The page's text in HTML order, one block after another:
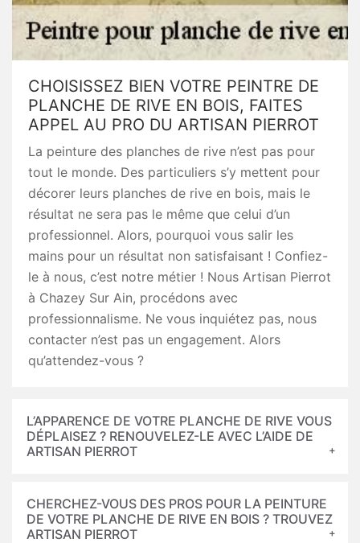
CHOISISSEZ BIEN VOTRE PEINTRE DE
PLANCHE DE RIVE EN BOIS, FAITES
APPEL AU PRO DU ARTISAN PIERROT
La peinture des planches de rive n’est pas pour
tout le monde. Des particuliers s’y mettent pour
décorer leurs planches de rive en bois, mais le
résultat ne sera pas le même que celui d’un
professionnel. Alors, pourquoi vous salir les
mains pour un résultat non satisfaisant ! Confiez-
le à nous, c’est notre métier ! Nous Artisan Pierrot
à Chazey Sur Ain, procédons avec
professionnalisme. Ne vous inquiétez pas, nous
contacter n’est pas un engagement. Alors
qu’attendez-vous ?
L’APPARENCE DE VOTRE PLANCHE DE RIVE VOUS
DÉPLAISEZ ? RENOUVELEZ-LE AVEC L’AIDE DE
ARTISAN PIERROT
CHERCHEZ-VOUS DES PROS POUR LA PEINTURE
DE VOTRE PLANCHE DE RIVE EN BOIS ? TROUVEZ
ARTISAN PIERROT